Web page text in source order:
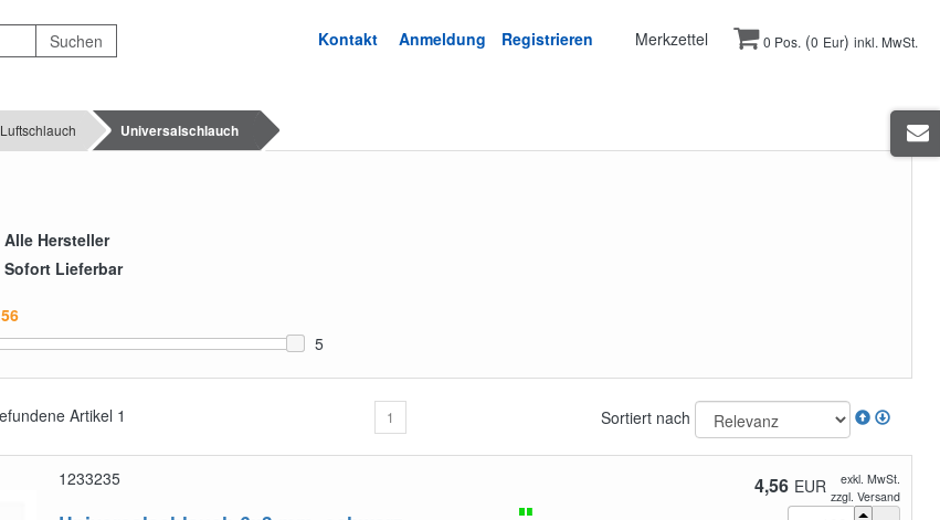
Kontakt Anmeldung Registrieren Merkzettel 0 Pos. (0 Eur) inkl. MwSt.
Luftschlauch Universalschlauch
Alle Hersteller
Sofort Lieferbar
5
Artikel 1 1 Sortiert nach
1233235 4,56 EUR
exkl. MwSt.
zzgl. Versand